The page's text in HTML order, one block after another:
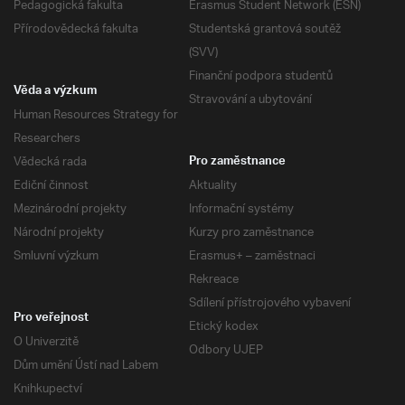
Pedagogická fakulta
Přírodovědecká fakulta
Erasmus Student Network (ESN)
Studentská grantová soutěž
(SVV)
Finanční podpora studentů
Stravování a ubytování
Věda a výzkum
Human Resources Strategy for
Researchers
Vědecká rada
Ediční činnost
Mezinárodní projekty
Národní projekty
Smluvní výzkum
Pro zaměstnance
Aktuality
Informační systémy
Kurzy pro zaměstnance
Erasmus+ – zaměstnaci
Rekreace
Sdílení přístrojového vybavení
Etický kodex
Odbory UJEP
Pro veřejnost
O Univerzitě
Dům umění Ústí nad Labem
Knihkupectví